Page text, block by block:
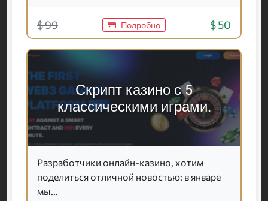
$ 99 Подробно $ 50
Скрипт казино с 5
классическими играми.
Разработчики онлайн-казино, хотим
поделиться отличной новостью: в январе
мы...